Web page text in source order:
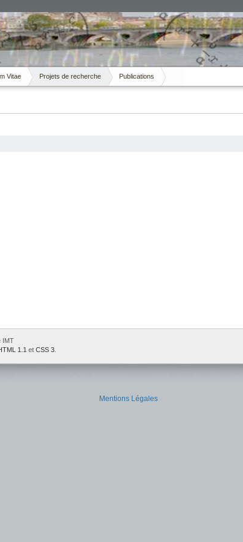
Vitae Projets de recherche Publications
IMT
1.1 et CSS 3
Mentions Légales